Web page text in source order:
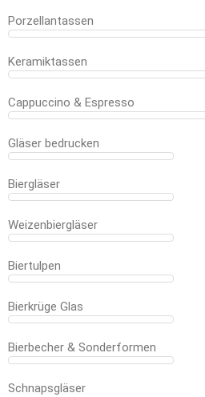
Porzellantassen
Keramiktassen
Cappuccino & Espresso
Gläser bedrucken
Biergläser
Weizenbiergläser
Biertulpen
Bierkrüge Glas
Bierbecher & Sonderformen
Schnapsgläser